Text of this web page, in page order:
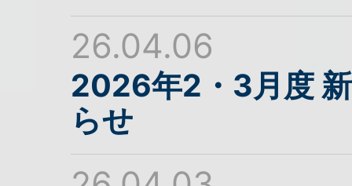
26.04.06
2026年2・3月度
らせ